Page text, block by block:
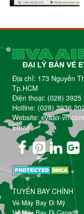
Địa chỉ: 173 Nguyễn
Tp.HCM
Điện thoại: (028) 3925
Hotline: (028) 3936
Website: evaair-vn.com
Email:
TUYẾN BAY CHÍNH
Vé Máy Bay Đi Mỹ